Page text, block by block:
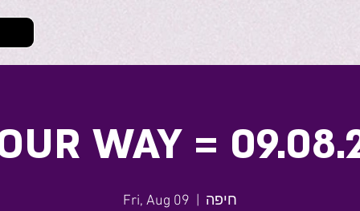
WAY =
Fri, Aug 09 חיפה